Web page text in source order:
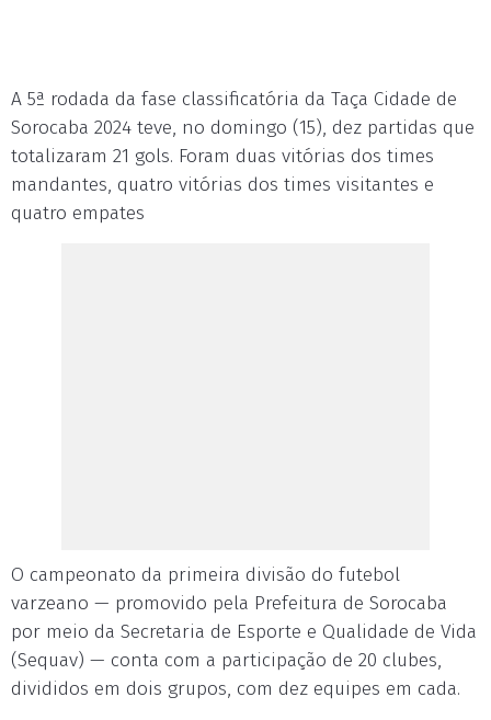
A 5ª rodada da fase classificatória da Taça Cidade de
Sorocaba 2024 teve, no domingo (15), dez partidas que
totalizaram 21 gols. Foram duas vitórias dos times
mandantes, quatro vitórias dos times visitantes e
quatro empates
O campeonato da primeira divisão do futebol
varzeano — promovido pela Prefeitura de Sorocaba
por meio da Secretaria de Esporte e Qualidade de Vida
(Sequav) — conta com a participação de 20 clubes,
divididos em dois grupos, com dez equipes em cada.